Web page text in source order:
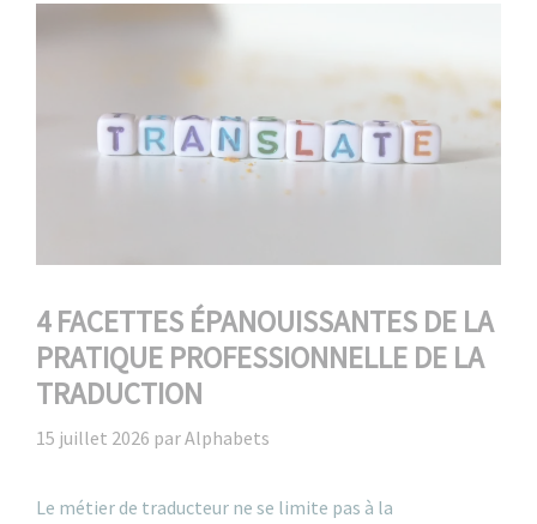
4 FACETTES ÉPANOUISSANTES DE LA
PRATIQUE PROFESSIONNELLE DE LA
TRADUCTION
15 juillet 2026 parAlphabets
Le métier de traducteur ne se limite pas à la